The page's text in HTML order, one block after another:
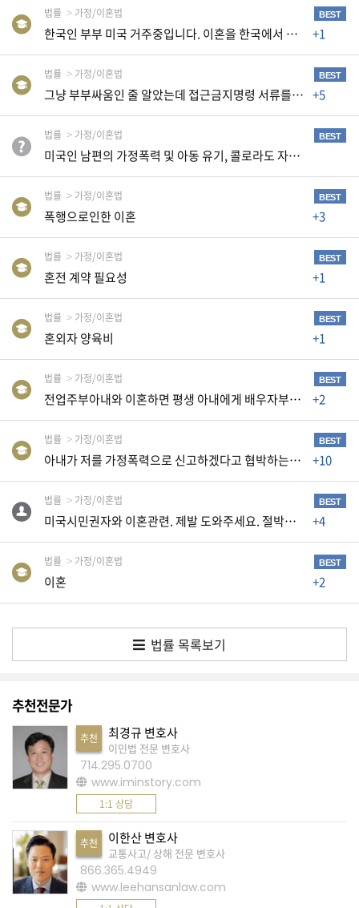
공
지
항
A
미
국
이
칙
확
인
바
니
다
A
국
서
새
로
운
문
가
를
찾
법률 가정/이혼법 BEST
한국인 부부 미국 거주중입니다. 이혼을 한국에서 해야하나요 미국에서 해야하나요? +1
법률 가정/이혼법 BEST
그냥 부부싸움인 줄 알았는데 접근금지명령 서류를 받았습니다 +5
법률 가정/이혼법 BEST
미국인 남편의 가정폭력 및 아동 유기, 콜로라도 자산 압류 가능할까요?
법률 가정/이혼법 BEST
폭행으로인한 이혼 +3
법률 가정/이혼법 BEST
혼전 계약 필요성 +1
법률 가정/이혼법 BEST
혼외자 양육비 +1
법률 가정/이혼법 BEST
전업주부아내와 이혼하면 평생 아내에게 배우자부양비를 줘야 하나요? +2
법률 가정/이혼법 BEST
아내가 저를 가정폭력으로 신고하겠다고 협박하는데요 +10
법률 가정/이혼법 BEST
미국시민권자와 이혼관련. 제발 도와주세요. 절박합니다... +4
법률 가정/이혼법 BEST
이혼 +2
법률 목록보기
추천전문가
추천 최경규 변호사
이민법 전문 변호사
714.295.0700
www.iminstory.com
1:1 상담
추천 이한산 변호사
교통사고/ 상해 전문 변호사
866.365.4949
www.leehansanlaw.com